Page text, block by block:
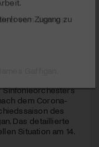
von James
Gaffigan.
Sinfonieorchesters
dem Corona-
des
Das detaillierte
Situation am 14.
oder
Zugang zu